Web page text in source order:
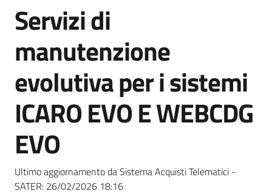
Bandi
e
di
Supporto
telematiche
Salta al contenuto
Servizi di
manutenzione
evolutiva per i sistemi
ICARO EVO E WEBCDG
EVO
Ultimo aggiornamento da Sistema Acquisti Telematici -
SATER: 26/02/2026 18:16